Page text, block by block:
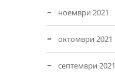
ноември 2021
октомври 2021
септември 2021